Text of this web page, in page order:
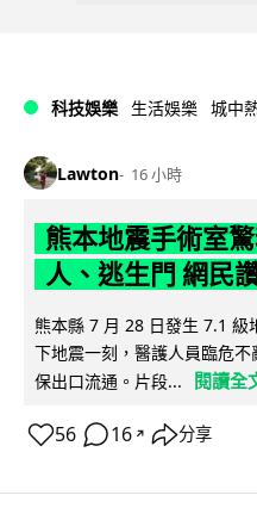
科技娛樂 生活娛樂 城中
Lawton 16 小時
熊本地震手術室
人、逃生門 網民
熊本縣 7 月 28 日發生 7.1 級
下地震一刻，醫護人員臨危
保出口流通。片段...
閱讀全
56 16 ↗ 分享